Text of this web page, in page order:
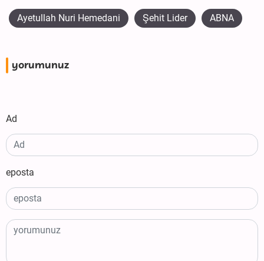
Ayetullah Nuri Hemedani Şehit Lider ABNA
yorumunuz
Ad
eposta